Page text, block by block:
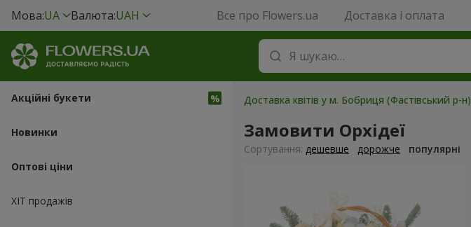
Мова:UA Валюта:UAH Все про Flowers.ua Доставка і оплата
Акційні букети
Новинки
Оптові ціни
ХІТ продажів
Доставка квітів у м. Бобриця (Фастівський р-н)
Замовити Орхідеї
Сортування: дешевше дорожче популярні